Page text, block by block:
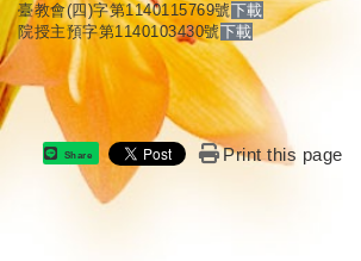
臺教會(四)字第1140115769號下載
院授主預字第1140103430號下載
Share Print this page